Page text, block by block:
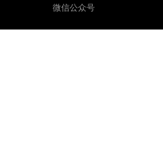
微信公众号